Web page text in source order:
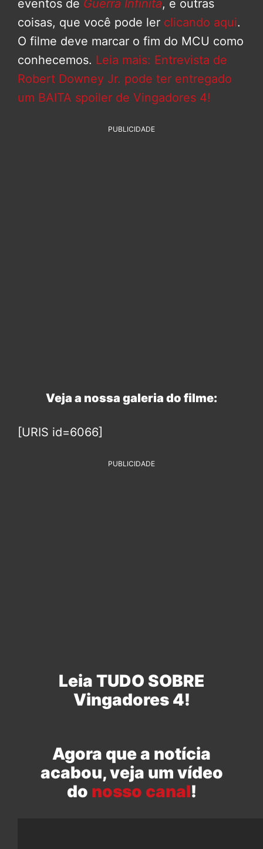
eventos de Guerra Infinita, e outras
coisas, que você pode ler clicando aqui.
O filme deve marcar o fim do MCU como
conhecemos. Leia mais: Entrevista de
Robert Downey Jr. pode ter entregado
um BAITA spoiler de Vingadores 4!
PUBLICIDADE
Veja a nossa galeria do filme:
[URIS id=6066]
PUBLICIDADE
Leia TUDO SOBRE
Vingadores 4!
Agora que a notícia
acabou, veja um vídeo
do nosso canal!